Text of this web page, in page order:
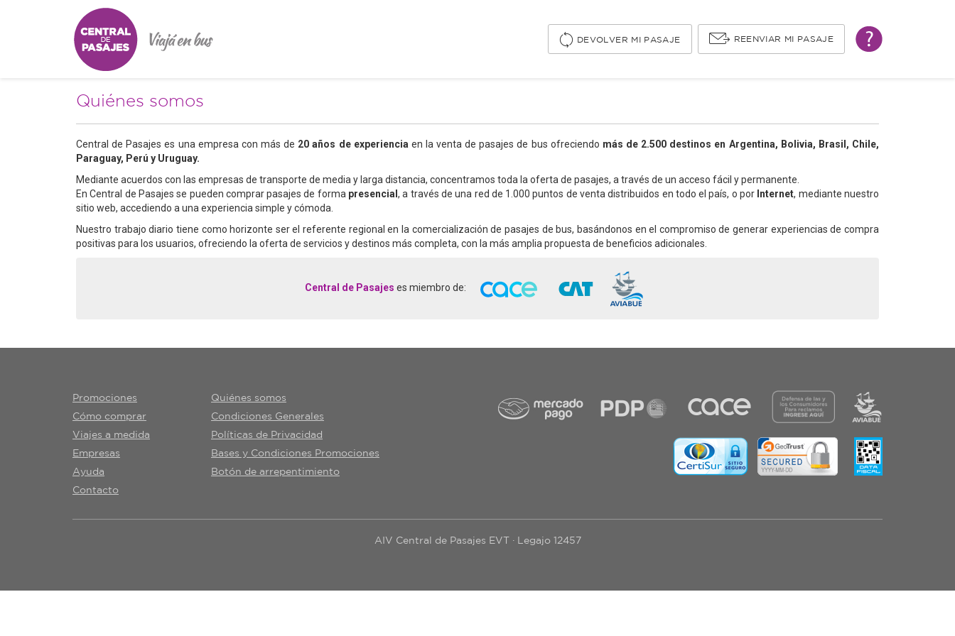
DEVOLVER MI PASAJE REENVIAR MI PASAJE
Quiénes somos
Central de Pasajes es una empresa con más de 20 años de experiencia en la venta de pasajes de bus ofreciendo más de 2.500 destinos en Argentina, Bolivia, Brasil, Chile,
Paraguay, Perú y Uruguay.
Mediante acuerdos con las empresas de transporte de media y larga distancia, concentramos toda la oferta de pasajes, a través de un acceso fácil y permanente.
En Central de Pasajes se pueden comprar pasajes de forma presencial , a través de una red de 1.000 puntos de venta distribuidos en todo el país, o por Internet, mediante nuestro
sitio web, accediendo a una experiencia simple y cómoda.
Nuestro trabajo diario tiene como horizonte ser el referente regional en la comercialización de pasajes de bus, basándonos en el compromiso de generar experiencias de compra
positivas para los usuarios, ofreciendo la oferta de servicios y destinos más completa, con la más amplia propuesta de beneficios adicionales.
Central de Pasajes es miembro de:
Promociones
Cómo comprar
Viajes a medida
Empresas
Ayuda
Contacto
Quiénes somos
Condiciones Generales
Políticas de Privacidad
Bases y Condiciones Promociones
Botón de arrepentimiento
AIV Central de Pasajes EVT · Legajo 12457